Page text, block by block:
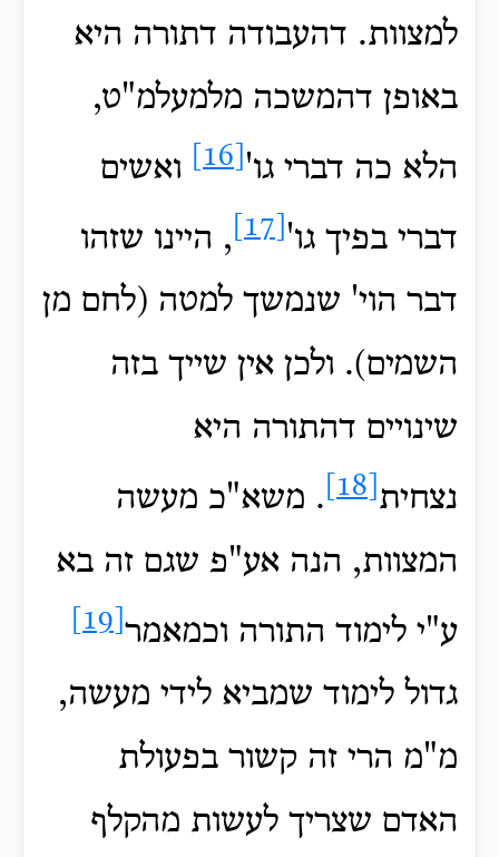
למצוות. דהעבודה דתורה היא
באופן דהמשכה מלמעלמ"ט,
הלא כה דברי גו'
ואשים
דברי בפיך גו'
, היינו שזהו
דבר הוי' שנמשך למטה (לחם מן
השמים). ולכן אין שייך בזה
שינויים דהתורה היא
נצחית
. משא"כ מעשה
המצוות, הנה אע"פ שגם זה בא
ע"י לימוד התורה וכמאמר
גדול לימוד שמביא לידי מעשה,
מ"מ הרי זה קשור בפעולת
האדם שצריך לעשות מהקלף